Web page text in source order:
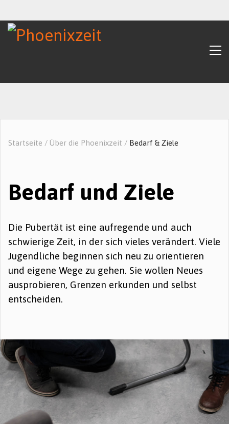
Startseite / Über die Phoenixzeit / Bedarf & Ziele
Bedarf und Ziele
Die Pubertät ist eine aufregende und auch
schwierige Zeit, in der sich vieles verändert. Viele
Jugendliche beginnen sich neu zu orientieren
und eigene Wege zu gehen. Sie wollen Neues
ausprobieren, Grenzen erkunden und selbst
entscheiden.